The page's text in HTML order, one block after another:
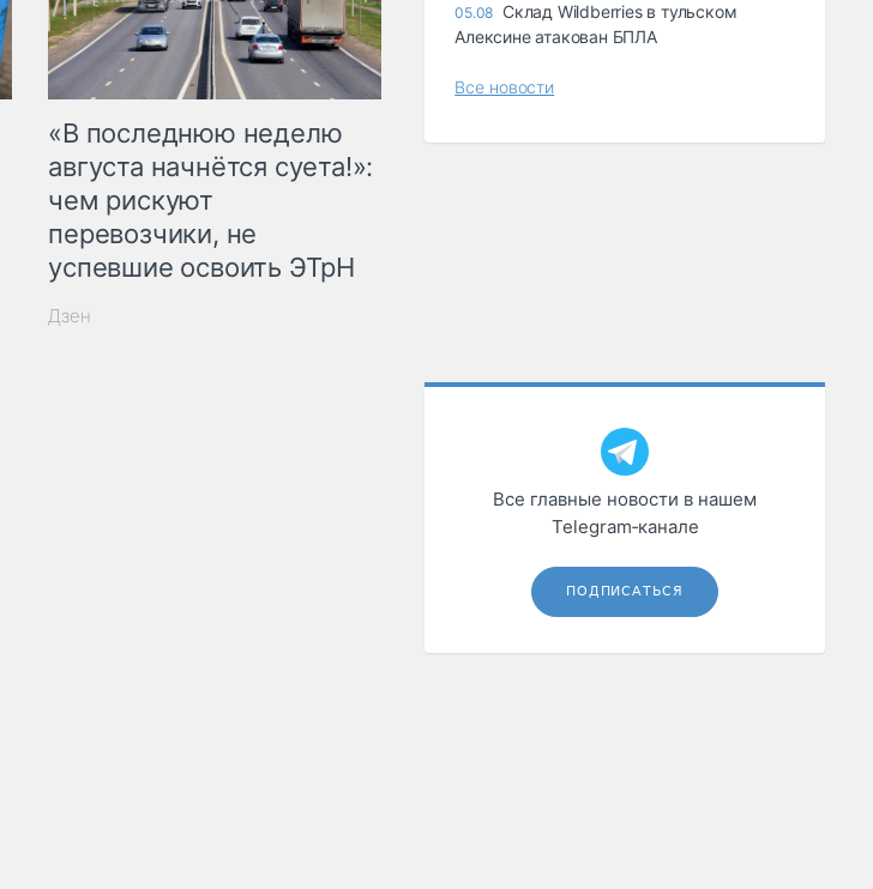
«В последнюю неделю
августа начнётся суета!»:
чем рискуют
перевозчики, не
успевшие освоить ЭТрН
Дзен
05.08 Склад Wildberries в тульском
Алексине атакован БПЛА
Все новости
Все главные новости в нашем
Telegram‑канале
ПОДПИСАТЬСЯ